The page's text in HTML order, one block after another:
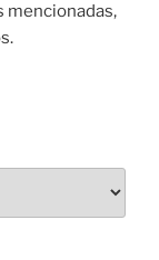
mencionadas,